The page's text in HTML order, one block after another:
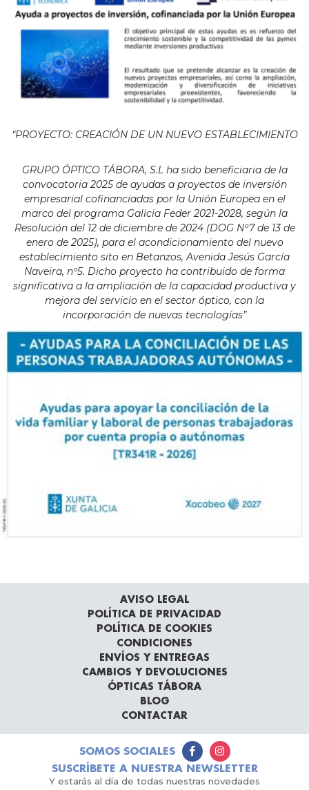
“PROYECTO: CREACIÓN DE UN NUEVO ESTABLECIMIENTO
GRUPO ÓPTICO TÁBORA, S.L ha sido beneficiaria de la
convocatoria 2025 de ayudas a proyectos de inversión
empresarial cofinanciadas por la Unión Europea en el
marco del programa Galicia Feder 2021-2028, según la
Resolución del 12 de diciembre de 2024 (DOG Nº7 de 13 de
enero de 2025), para el acondicionamiento del nuevo
establecimiento sito en Betanzos, Avenida Jesús García
Naveira, nº5. Dicho proyecto ha contribuido de forma
significativa a la ampliación de la capacidad productiva y
mejora del servicio en el sector óptico, con la
incorporación de nuevas tecnologías”
AVISO LEGAL
POLÍTICA DE PRIVACIDAD
POLÍTICA DE COOKIES
CONDICIONES
ENVÍOS Y ENTREGAS
CAMBIOS Y DEVOLUCIONES
ÓPTICAS TÁBORA
BLOG
CONTACTAR
SOMOS SOCIALES
SUSCRÍBETE A NUESTRA NEWSLETTER
Y estarás al día de todas nuestras novedades